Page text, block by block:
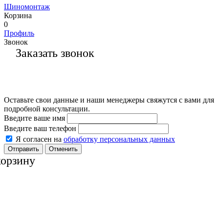
Шиномонтаж
Корзина
0
Профиль
Звонок
Заказать звонок
Оставьте свои данные и наши менеджеры свяжутся с вами для
подробной консультации.
Введите ваше имя
Введите ваш телефон
Я согласен на обработку персональных данных
Отменить